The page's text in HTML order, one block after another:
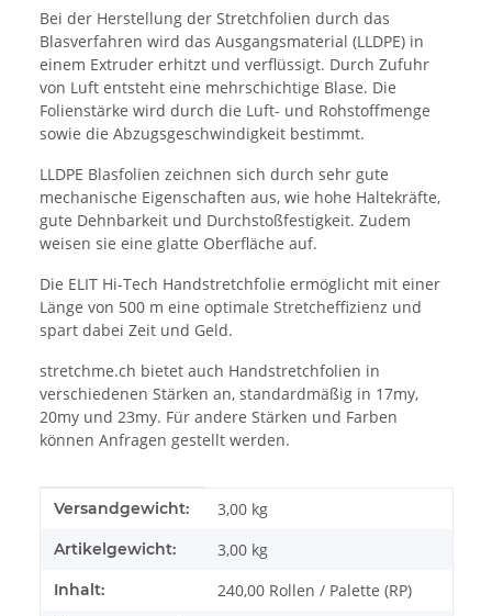
Bei der Herstellung der Stretchfolien durch das
Blasverfahren wird das Ausgangsmaterial (LLDPE) in
einem Extruder erhitzt und verflüssigt. Durch Zufuhr
von Luft entsteht eine mehrschichtige Blase. Die
Folienstärke wird durch die Luft- und Rohstoffmenge
sowie die Abzugsgeschwindigkeit bestimmt.
LLDPE Blasfolien zeichnen sich durch sehr gute
mechanische Eigenschaften aus, wie hohe Haltekräfte,
gute Dehnbarkeit und Durchstoßfestigkeit. Zudem
weisen sie eine glatte Oberfläche auf.
Die ELIT Hi-Tech Handstretchfolie ermöglicht mit einer
Länge von 500 m eine optimale Stretcheffizienz und
spart dabei Zeit und Geld.
stretchme.ch bietet auch Handstretchfolien in
verschiedenen Stärken an, standardmäßig in 17my,
20my und 23my. Für andere Stärken und Farben
können Anfragen gestellt werden.
Produkteigenschaft
Wert
Versandgewicht: 3,00 kg
Artikelgewicht: 3,00 kg
Inhalt: 240,00 Rollen / Palette (RP)